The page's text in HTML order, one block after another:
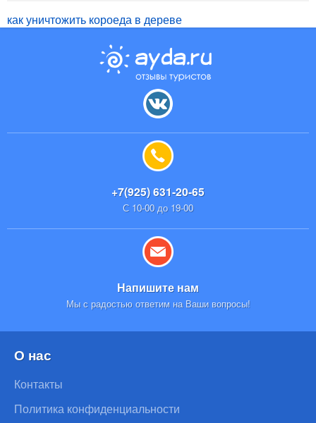
как уничтожить короеда в дереве
+7(925) 631-20-65
С 10-00 до 19-00
Напишите нам
Мы с радостью ответим на Ваши вопросы!
О нас
Контакты
Политика конфиденциальности